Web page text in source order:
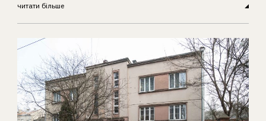
читати більше